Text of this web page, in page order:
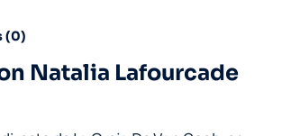
(0)
Natalia Lafourcade